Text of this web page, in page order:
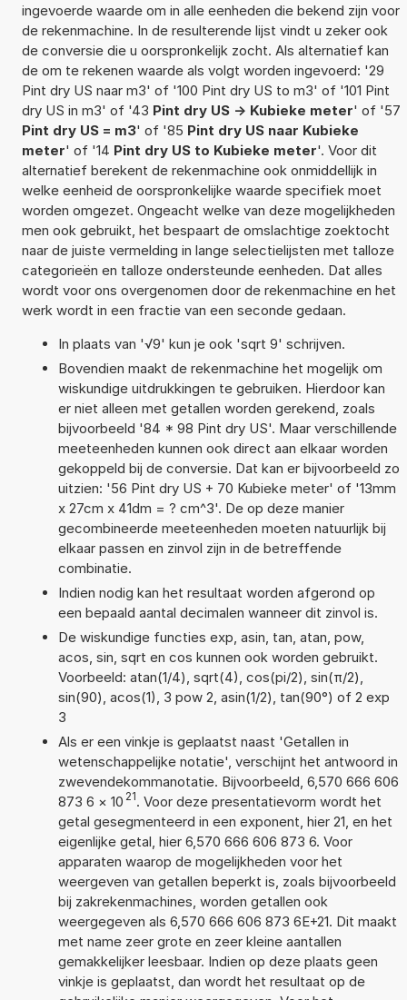
ingevoerde waarde om in alle eenheden die bekend zijn voor
de rekenmachine. In de resulterende lijst vindt u zeker ook
de conversie die u oorspronkelijk zocht. Als alternatief kan
de om te rekenen waarde als volgt worden ingevoerd: '29
Pint dry US naar m3' of '100 Pint dry US to m3' of '101 Pint
dry US in m3' of '43 Pint dry US -> Kubieke meter' of '57
Pint dry US = m3' of '85 Pint dry US naar Kubieke
meter' of '14 Pint dry US to Kubieke meter'. Voor dit
alternatief berekent de rekenmachine ook onmiddellijk in
welke eenheid de oorspronkelijke waarde specifiek moet
worden omgezet. Ongeacht welke van deze mogelijkheden
men ook gebruikt, het bespaart de omslachtige zoektocht
naar de juiste vermelding in lange selectielijsten met talloze
categorieën en talloze ondersteunde eenheden. Dat alles
wordt voor ons overgenomen door de rekenmachine en het
werk wordt in een fractie van een seconde gedaan.
In plaats van '√9' kun je ook 'sqrt 9' schrijven.
Bovendien maakt de rekenmachine het mogelijk om
wiskundige uitdrukkingen te gebruiken. Hierdoor kan
er niet alleen met getallen worden gerekend, zoals
bijvoorbeeld '84 * 98 Pint dry US'. Maar verschillende
meeteenheden kunnen ook direct aan elkaar worden
gekoppeld bij de conversie. Dat kan er bijvoorbeeld zo
uitzien: '56 Pint dry US + 70 Kubieke meter' of '13mm
x 27cm x 41dm = ? cm^3'. De op deze manier
gecombineerde meeteenheden moeten natuurlijk bij
elkaar passen en zinvol zijn in de betreffende
combinatie.
Indien nodig kan het resultaat worden afgerond op
een bepaald aantal decimalen wanneer dit zinvol is.
De wiskundige functies exp, asin, tan, atan, pow,
acos, sin, sqrt en cos kunnen ook worden gebruikt.
Voorbeeld: atan(1/4), sqrt(4), cos(pi/2), sin(π/2),
sin(90), acos(1), 3 pow 2, asin(1/2), tan(90°) of 2 exp
3
Als er een vinkje is geplaatst naast 'Getallen in
wetenschappelijke notatie', verschijnt het antwoord in
zwevendekommanotatie. Bijvoorbeeld, 6,570 666 606
873 6 × 10 21. Voor deze presentatievorm wordt het
getal gesegmenteerd in een exponent, hier 21, en het
eigenlijke getal, hier 6,570 666 606 873 6. Voor
apparaten waarop de mogelijkheden voor het
weergeven van getallen beperkt is, zoals bijvoorbeeld
bij zakrekenmachines, worden getallen ook
weergegeven als 6,570 666 606 873 6E+21. Dit maakt
met name zeer grote en zeer kleine aantallen
gemakkelijker leesbaar. Indien op deze plaats geen
vinkje is geplaatst, dan wordt het resultaat op de